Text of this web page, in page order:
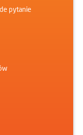
pytanie